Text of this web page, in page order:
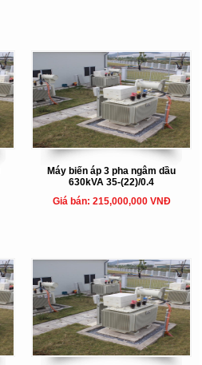
Máy biến áp 3 pha ngâm dầu
630kVA 35-(22)/0.4
Giá bán: 215,000,000 VNĐ